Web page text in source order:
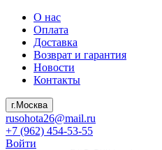
О нас
Оплата
Доставка
Возврат и гарантия
Новости
Контакты
г.Москва
rusohota26@mail.ru
+7 (962) 454-53-55
Войти